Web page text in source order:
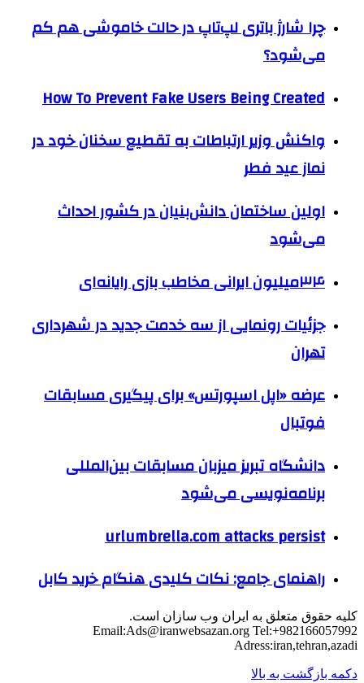
چرا شارژ باتری لپ‌تاپ در حالت خاموشی هم کم
می‌شود؟
How To Prevent Fake Users Being Created
واکنش وزیر ارتباطات به تقطیع سخنان خود در
نماز عید فطر
اولین ساختمان دانش‌بنیان در کشور احداث
می‌شود
۳۴میلیون ایرانی مخاطب بازی‌ رایانه‌ای
جزئیات رونمایی از سه خدمت جدید در شهرداری
تهران
عرضه «اپل اسپورتس» برای پیگیری مسابقات
فوتبال
دانشگاه تبریز میزبان مسابقات بین‌المللی
برنامه‌نویسی می‌شود
urlumbrella.com attacks persist
راهنمای جامع: نکات کلیدی هنگام خرید کابل
کلیه حقوق متعلق به ایران وب سازان است.
Email:Ads@iranwebsazan.org Tel:+982166057992
Adress:iran,tehran,azadi
دکمه بازگشت به بالا